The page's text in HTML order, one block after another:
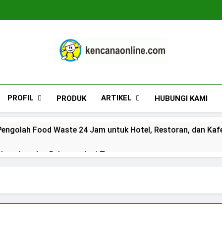
Kencana Online
PROFIL PRODUK ARTIKEL HUBUNGI KAMI
Food Waste 24 Jam untuk Hotel, Restoran, dan
dan Rekomendasi Terpercaya
Lengkap dan Rekomendasi Terpercaya
Panduan Lengkap dan Rekomendasi Terpercaya